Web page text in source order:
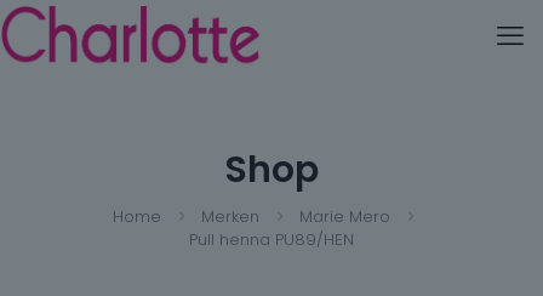
Shop
Home Merken
Marie Mero
Pull henna PU89/HEN